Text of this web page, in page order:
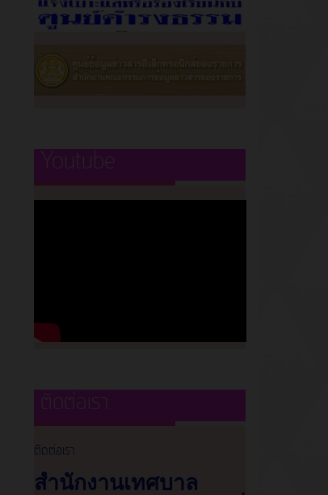
Youtube
ติดต่อเรา
ติดต่อเรา
สำนักงานเทศบาล